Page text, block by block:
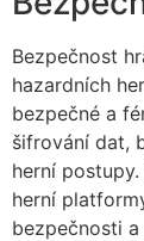
Bezpečnost
hazardních
bezpečné a
šifrování dat,
herní
herní
bezpečnosti